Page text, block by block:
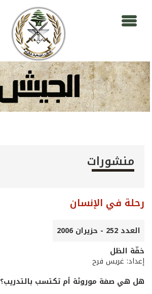
منشورات
رحلة في الإنسان
العدد 252 - حزيران 2006
خفّة الظل
إعداد: غريس فرح
هل هي صفة موروثة أم تكتسب بالتدريب؟